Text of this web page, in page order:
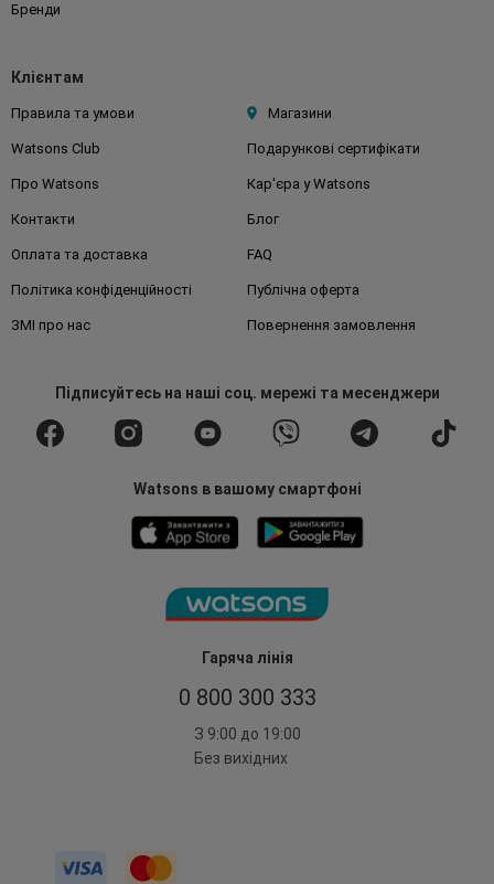
Гаряча лінія
0 800 300 333
З 9:00 до 19:00
Без вихідних
Бренди
Клієнтам
Правила та умови Магазини
Watsons Club Подарункові сертифікати
Про Watsons Кар'єра у Watsons
Контакти Блог
Оплата та доставка FAQ
Політика конфіденційності Публічна оферта
ЗМІ про нас Повернення замовлення
Підписуйтесьна наші соц. мережі та месенджери
Watsons в вашому смартфоні